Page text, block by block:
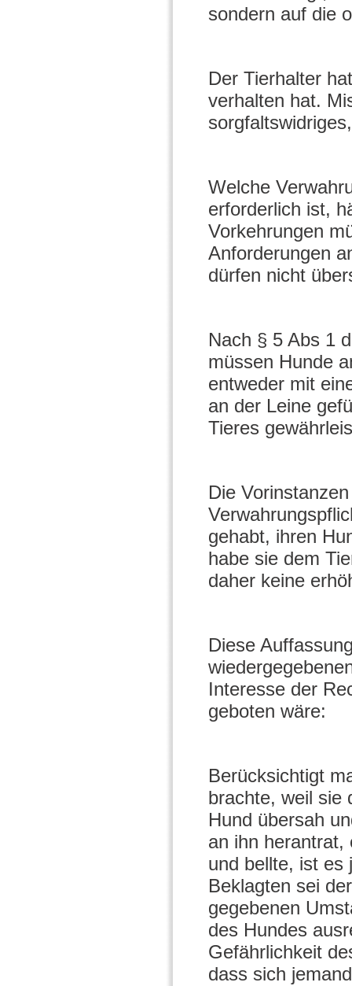
sondern auf die
Der Tierhalter
verhalten hat.
Welche
erforderlich ist,
Vorkehrungen
Anforderungen
dürfen nicht
Nach § 5 Abs 1
müssen Hunde
entweder mit
an der Leine
Tieres
Die
gehabt, ihren
habe sie dem
daher keine
Diese
Interesse der
geboten wäre:
Berücksichtigt
brachte, weil sie
Hund übersah
an ihn herantrat,
und bellte, ist es
Beklagten sei
gegebenen
des Hundes
Gefährlichkeit
dass sich